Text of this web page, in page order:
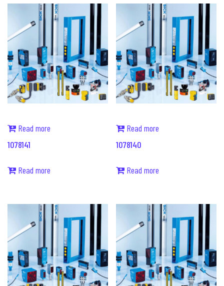
Read more
1078141
Read more
Read more
1078140
Read more